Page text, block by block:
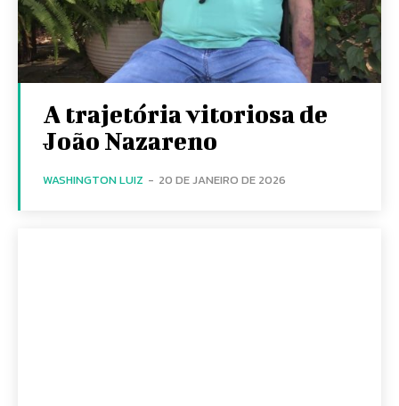
A trajetória vitoriosa de
João Nazareno
WASHINGTON LUIZ - 20 DE JANEIRO DE 2026